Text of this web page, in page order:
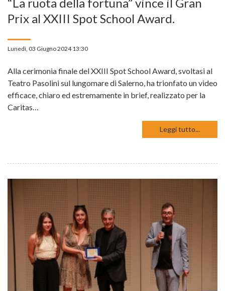
“La ruota della fortuna” vince il Gran
Prix al XXIII Spot School Award.
Lunedì, 03 Giugno 2024 13:30
Alla cerimonia finale del XXIII Spot School Award, svoltasi al
Teatro Pasolini sul lungomare di Salerno, ha trionfato un video
efficace, chiaro ed estremamente in brief, realizzato per la
Caritas…
Leggi tutto...